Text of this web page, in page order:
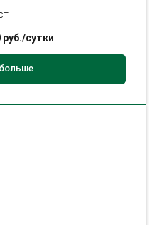
руб./сутки